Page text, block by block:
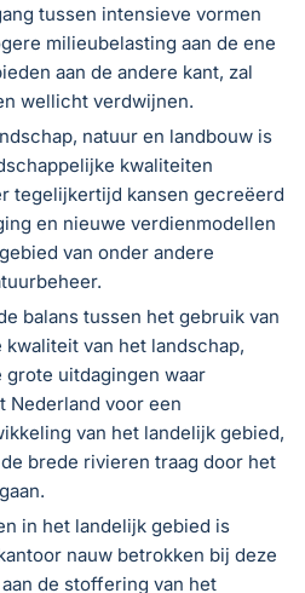
tussen intensieve vormen
milieubelasting aan de ene
aan de andere kant, zal
wellicht verdwijnen.
natuur en landbouw is
kwaliteiten
tegelijkertijd kansen gecreëerd
en nieuwe verdienmodellen
van onder andere
balans tussen het gebruik van
van het landschap,
uitdagingen waar
Nederland voor een
van het landelijk gebied,
brede rivieren traag door het
in het landelijk gebied is
nauw betrokken bij deze
de stoffering van het